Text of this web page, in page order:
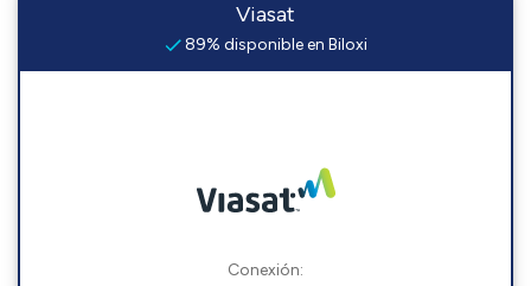
Viasat
89% disponible en Biloxi
Conexión: